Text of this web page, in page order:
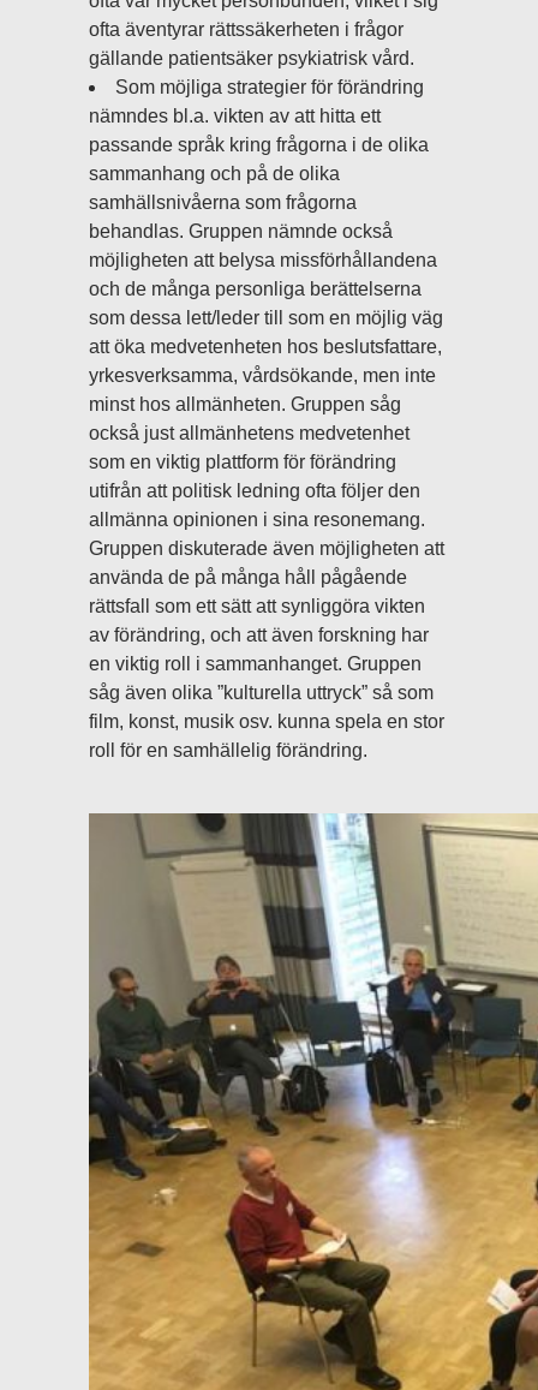
ofta äventyrar rättssäkerheten i frågor
gällande patientsäker psykiatrisk vård.
Som möjliga strategier för förändring
nämndes bl.a. vikten av att hitta ett
passande språk kring frågorna i de olika
sammanhang och på de olika
samhällsnivåerna som frågorna
behandlas. Gruppen nämnde också
möjligheten att belysa missförhållandena
och de många personliga berättelserna
som dessa lett/leder till som en möjlig väg
att öka medvetenheten hos beslutsfattare,
yrkesverksamma, vårdsökande, men inte
minst hos allmänheten. Gruppen såg
också just allmänhetens medvetenhet
som en viktig plattform för förändring
utifrån att politisk ledning ofta följer den
allmänna opinionen i sina resonemang.
Gruppen diskuterade även möjligheten att
använda de på många håll pågående
rättsfall som ett sätt att synliggöra vikten
av förändring, och att även forskning har
en viktig roll i sammanhanget. Gruppen
såg även olika ”kulturella uttryck” så som
film, konst, musik osv. kunna spela en stor
roll för en samhällelig förändring.